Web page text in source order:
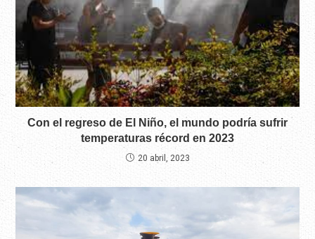
Con el regreso de El Niño, el mundo podría sufrir
temperaturas récord en 2023
20 abril, 2023